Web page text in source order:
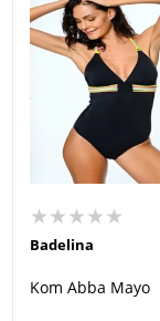
★★★★★
Badelina
Kom Abba Mayo